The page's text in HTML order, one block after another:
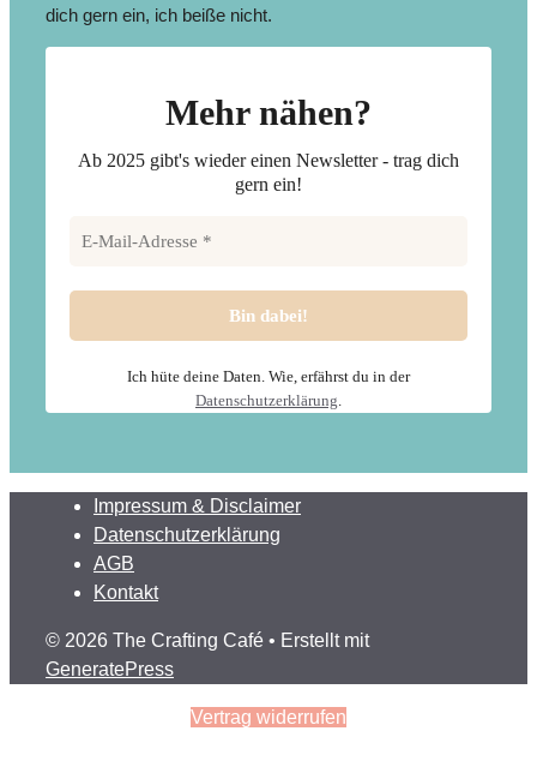
dich gern ein, ich beiße nicht.
Mehr nähen?
Ab 2025 gibt's wieder einen Newsletter - trag dich
gern ein!
Ich hüte deine Daten. Wie, erfährst du in der
Datenschutzerklärung
Impressum & Disclaimer
Datenschutzerklärung
AGB
Kontakt
© 2026 The Crafting Café • Erstellt mit
GeneratePress
Vertrag widerrufen